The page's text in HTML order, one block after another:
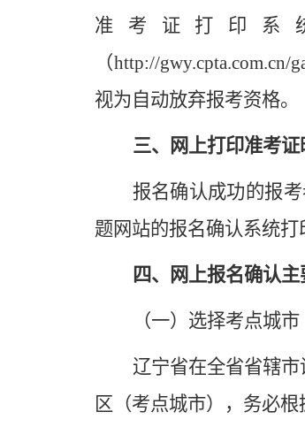
准考证打印系
（http://
视为自动放弃报考资格。
三、网上打印准考证
报名确认成功的报
题网站的报名确认系统打
四、网上报名确认
（一）选择考点城市
辽宁省在全省省辖
区（考点城市），务必根